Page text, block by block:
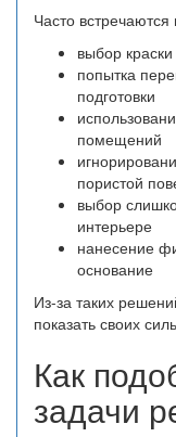
Часто
выбор
попытка
подготовки
помещений
пористой
выбор
интерьере
нанесение
основание
Из-за таких
показать своих
Как
задачи